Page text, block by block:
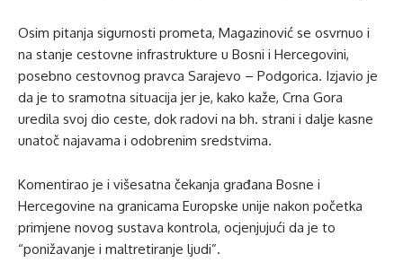
Osim pitanja sigurnosti prometa, Magazinović se osvrnuo i
na stanje cestovne infrastrukture u Bosni i Hercegovini,
posebno cestovnog pravca Sarajevo – Podgorica. Izjavio je
da je to sramotna situacija jer je, kako kaže, Crna Gora
uredila svoj dio ceste, dok radovi na bh. strani i dalje kasne
unatoč najavama i odobrenim sredstvima.
Komentirao je i višesatna čekanja građana Bosne i
Hercegovine na granicama Europske unije nakon početka
primjene novog sustava kontrola, ocjenjujući da je to
“ponižavanje i maltretiranje ljudi”.